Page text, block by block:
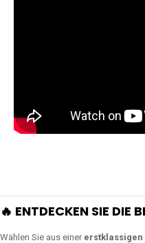
🔥 ENTDECKEN SIE DIE
Wählen Sie aus einer erstklassigen